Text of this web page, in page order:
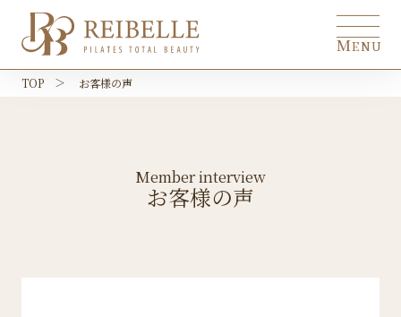
about
こんな方におすすめ
recommendation
MENU
TOP お客様の声
Member interview
お客様の声